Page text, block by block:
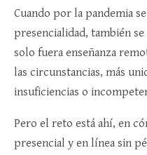
Cuando por la pandemia
presencialidad, también
solo fuera enseñanza
las circunstancias, más
insuficiencias o
Pero el reto está ahí, en
presencial y en línea sin